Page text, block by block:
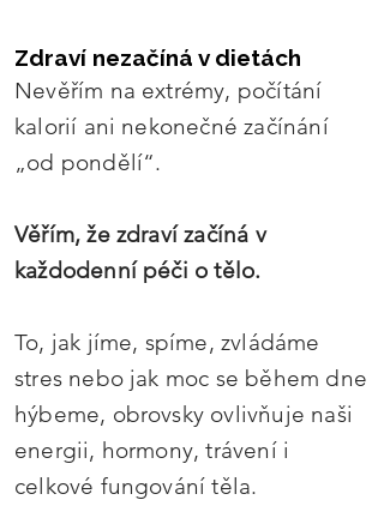
Zdraví nezačíná v dietách
Nevěřím na extrémy, počítání
kalorií ani nekonečné začínání
„od pondělí“.
Věřím, že zdraví začíná v
každodenní péči o tělo.
To, jak jíme, spíme, zvládáme
stres nebo jak moc se během dne
hýbeme, obrovsky ovlivňuje naši
energii, hormony, trávení i
celkové fungování těla.